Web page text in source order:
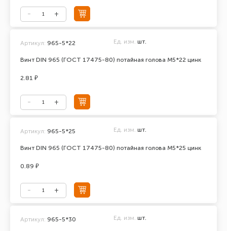
Винт DIN 965 (ГОСТ 17475-80) потайная голова М5*22 цинк
Артикул: 965-5*22 Ед. изм. шт.
2.81 ₽
Винт DIN 965 (ГОСТ 17475-80) потайная голова М5*25 цинк
Артикул: 965-5*25 Ед. изм. шт.
0.89 ₽
Артикул: 965-5*30 Ед. изм. шт.